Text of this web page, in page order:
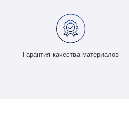
Гарантия качества материалов